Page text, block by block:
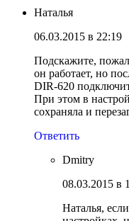
Наталья
06.03.2015 в 22:19
Подскажите,
он работает, но
DIR-620
При этом в
сохраняла и
Ответить
Dmitry
08.03.2015 в
Наталья,